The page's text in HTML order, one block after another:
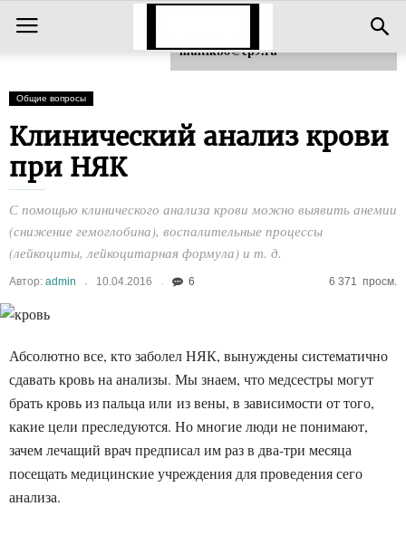
Общие вопросы
Клинический анализ крови
при НЯК
С помощью клинического анализа крови можно выявить анемии
(снижение гемоглобина), воспалительные процессы
(лейкоциты, лейкоцитарная формула) и т. д.
Автор: admin 10.04.2016 6 6 371 просм.
Абсолютно все, кто заболел НЯК, вынуждены систематично
сдавать кровь на анализы. Мы знаем, что медсестры могут
брать кровь из пальца или из вены, в зависимости от того,
какие цели преследуются. Но многие люди не понимают,
зачем лечащий врач предписал им раз в два-три месяца
посещать медицинские учреждения для проведения сего
анализа.
Для любых предложений по сайту:
multikbo@cp9.ru